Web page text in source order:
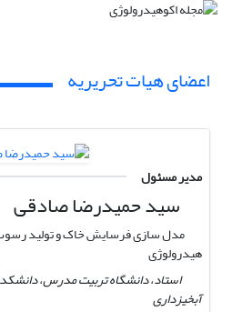
اعضای هیات تحریریه
مدیر مسئول
سید حمیدرضا صادقی
مدل سازی فرسایش خاک و تولید
هیدرولوژی
استاد، دانشگاه تربیت مدرس،
آبخیزداری